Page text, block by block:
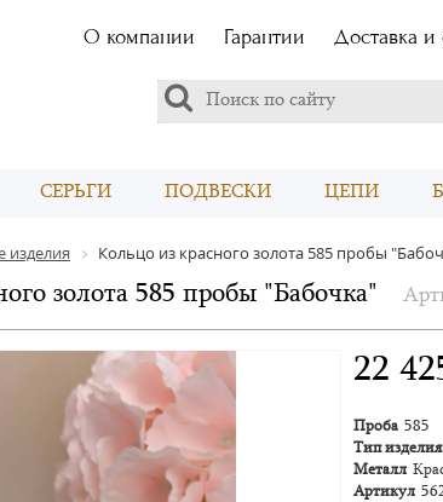
О компании Гарантии Доставка и
СЕРЬГИ ПОДВЕСКИ ЦЕПИ
Кольцо из красного золота 585 пробы
золота 585 пробы "Бабочка"
22
Проба 585
Тип изделия
Металл
Артикул